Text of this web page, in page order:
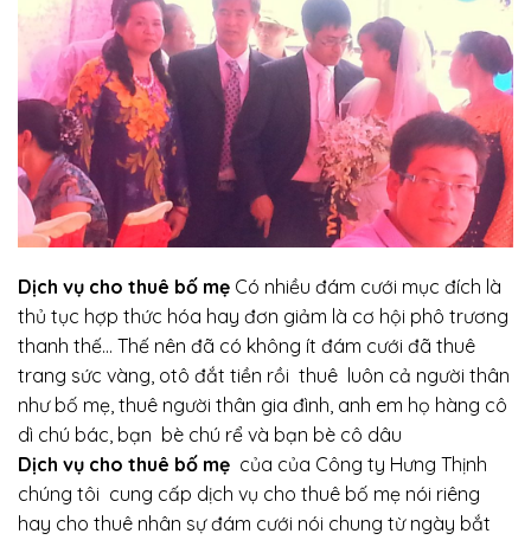
Dịch vụ cho thuê bố mẹ Có nhiều đám cưới mục đích là
thủ tục hợp thức hóa hay đơn giảm là cơ hội phô trương
thanh thế… Thế nên đã có không ít đám cưới đã thuê
trang sức vàng, otô đắt tiền rồi thuê luôn cả người thân
như bố mẹ, thuê người thân gia đình, anh em họ hàng cô
dì chú bác, bạn bè chú rể và bạn bè cô dâu
Dịch vụ cho thuê bố mẹ của của Công ty Hưng Thịnh
chúng tôi cung cấp dịch vụ cho thuê bố mẹ nói riêng
hay cho thuê nhân sự đám cưới nói chung từ ngày bắt